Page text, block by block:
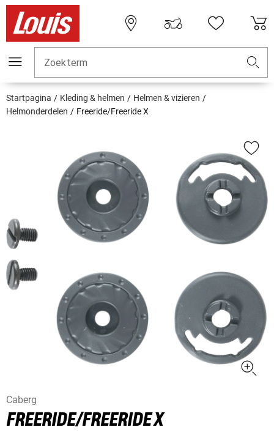
Zoekterm
Startpagina Kleding & helmen
Helmen & vizieren
Helmonderdelen
Freeride/Freeride X
Caberg
FREERIDE/FREERIDE X